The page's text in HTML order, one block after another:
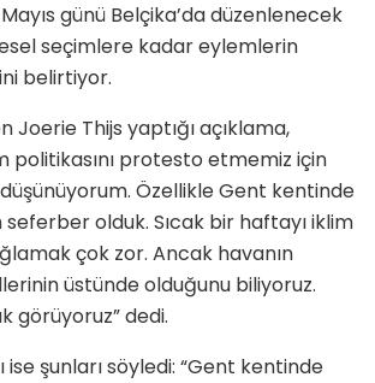
günü Belçika’da düzenlenecek
seçimlere kadar eylemlerin
belirtiyor.
Joerie Thijs yaptığı açıklama,
politikasını protesto etmemiz için
düşünüyorum. Özellikle Gent kentinde
olduk. Sıcak bir haftayı iklim
çok zor. Ancak havanın
üstünde olduğunu biliyoruz.
görüyoruz” dedi.
şunları söyledi: “Gent kentinde